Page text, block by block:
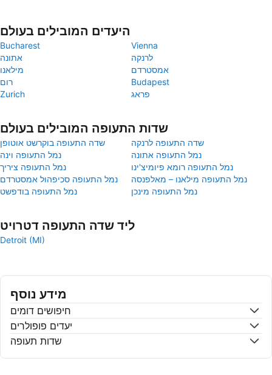
היעדים המובילים בעולם
Bucharest
Vienna
אתונה
לרנקה
מילאנו
אמסטרדם
רום
Budapest
Zurich
פראג
שדות התעופה המובילים בעולם
שדה התעופה בוקרשט אוטופן
שדה התעופה לרנקה
נמל התעופה וינה
נמל התעופה אתונה
נמל התעופה ציריך
נמל התעופה רומא פיומיצ'ינו
נמל התעופה סכיפהול אמסטרדם
נמל התעופה מילאנו – מאלפנסה
נמל התעופה בודפשט
נמל התעופה מינכן
ליד שדה התעופה דטרויט
Detroit (MI)
מידע נוסף
חיפושים דומים
יעדים פופולרים
שדות תעופה